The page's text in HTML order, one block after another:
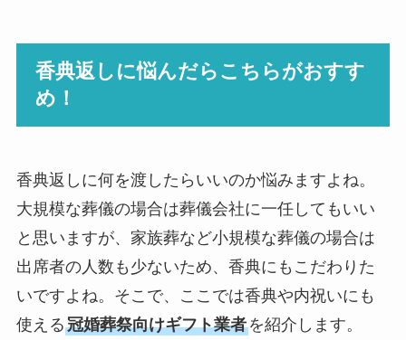
香典返しに悩んだらこちらがおすす
め！
香典返しに何を渡したらいいのか悩みますよね。
大規模な葬儀の場合は葬儀会社に一任してもいい
と思いますが、家族葬など小規模な葬儀の場合は
出席者の人数も少ないため、香典にもこだわりた
いですよね。そこで、ここでは香典や内祝いにも
使える冠婚葬祭向けギフト業者を紹介します。